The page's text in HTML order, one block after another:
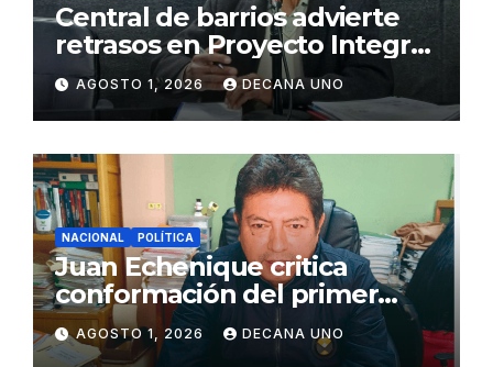
Central de barrios advierte
retrasos en Proyecto Integral
de Agua y Alcantarillado para
Juliaca
AGOSTO 1, 2026 DECANA UNO
NACIONAL POLÍTICA
Juan Echenique critica
conformación del primer
gabinete ministerial de Keiko
Fujimori
AGOSTO 1, 2026 DECANA UNO